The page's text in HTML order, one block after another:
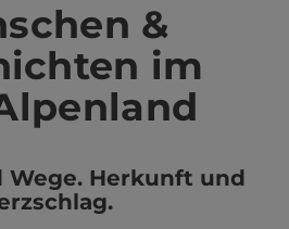
&
im
Wege. Herkunft und